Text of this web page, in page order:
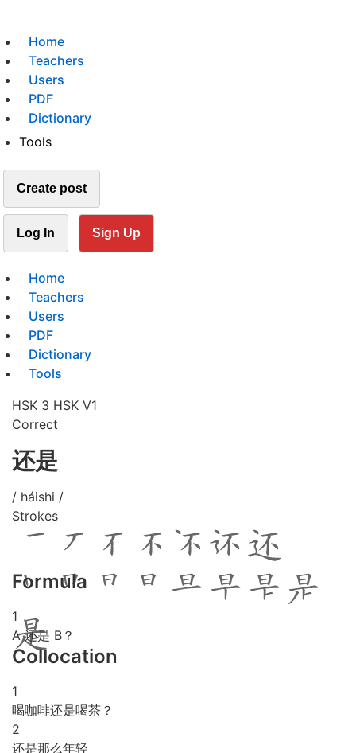
Home
Teachers
Users
PDF
Dictionary
Tools
Create post
Log In Sign Up
Home
Teachers
Users
PDF
Dictionary
Tools
HSK 3 HSK V1
Correct
还是
/ háishi /
Strokes
Formula
1
A 还是 B？
Collocation
1
喝咖啡还是喝茶？
2
还是那么年轻